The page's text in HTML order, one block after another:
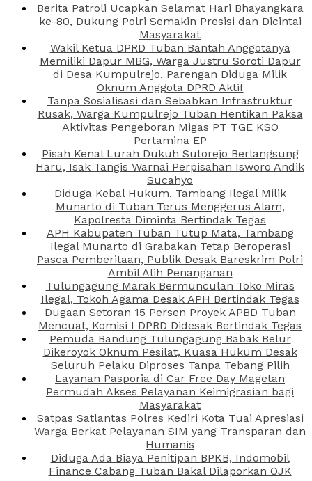
Berita Patroli Ucapkan Selamat Hari Bhayangkara
ke-80, Dukung Polri Semakin Presisi dan Dicintai
Masyarakat
Wakil Ketua DPRD Tuban Bantah Anggotanya
Memiliki Dapur MBG, Warga Justru Soroti Dapur
di Desa Kumpulrejo, Parengan Diduga Milik
Oknum Anggota DPRD Aktif
Tanpa Sosialisasi dan Sebabkan Infrastruktur
Rusak, Warga Kumpulrejo Tuban Hentikan Paksa
Aktivitas Pengeboran Migas PT TGE KSO
Pertamina EP
Pisah Kenal Lurah Dukuh Sutorejo Berlangsung
Haru, Isak Tangis Warnai Perpisahan Isworo Andik
Sucahyo
Diduga Kebal Hukum, Tambang Ilegal Milik
Munarto di Tuban Terus Menggerus Alam,
Kapolresta Diminta Bertindak Tegas
APH Kabupaten Tuban Tutup Mata, Tambang
Ilegal Munarto di Grabakan Tetap Beroperasi
Pasca Pemberitaan, Publik Desak Bareskrim Polri
Ambil Alih Penanganan
Tulungagung Marak Bermunculan Toko Miras
Ilegal, Tokoh Agama Desak APH Bertindak Tegas
Dugaan Setoran 15 Persen Proyek APBD Tuban
Mencuat, Komisi I DPRD Didesak Bertindak Tegas
Pemuda Bandung Tulungagung Babak Belur
Dikeroyok Oknum Pesilat, Kuasa Hukum Desak
Seluruh Pelaku Diproses Tanpa Tebang Pilih
Layanan Pasporia di Car Free Day Magetan
Permudah Akses Pelayanan Keimigrasian bagi
Masyarakat
Satpas Satlantas Polres Kediri Kota Tuai Apresiasi
Warga Berkat Pelayanan SIM yang Transparan dan
Humanis
Diduga Ada Biaya Penitipan BPKB, Indomobil
Finance Cabang Tuban Bakal Dilaporkan OJK